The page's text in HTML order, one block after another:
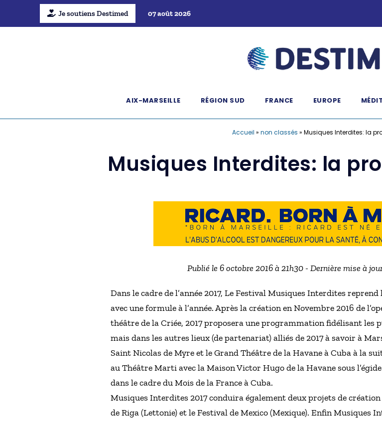
Je soutiens Destimed 07 août 2026
AIX-MARSEILLE RÉGION SUD FRANCE EUROPE
Accueil » non classés » Musiques Interdites: la
Musiques Interdites: la
Publié le 6 octobre 2016 à 21h30 - Dernière mise à
Dans le cadre de l’année 2017, Le Festival Musiques Interdites
avec une formule à l’année. Après la création en Novembre 2016 de
théâtre de la Criée, 2017 proposera une programmation fidélisant les
mais dans les autres lieux (de partenariat) alliés de 2017 à savoir à
Saint Nicolas de Myre et le Grand Théâtre de la Havane à Cuba à la
au Théâtre Marti avec la Maison Victor Hugo de la Havane sous
dans le cadre du Mois de la France à Cuba.
Musiques Interdites 2017 conduira également deux projets de
de Riga (Lettonie) et le Festival de Mexico (Mexique). Enfin Musiques